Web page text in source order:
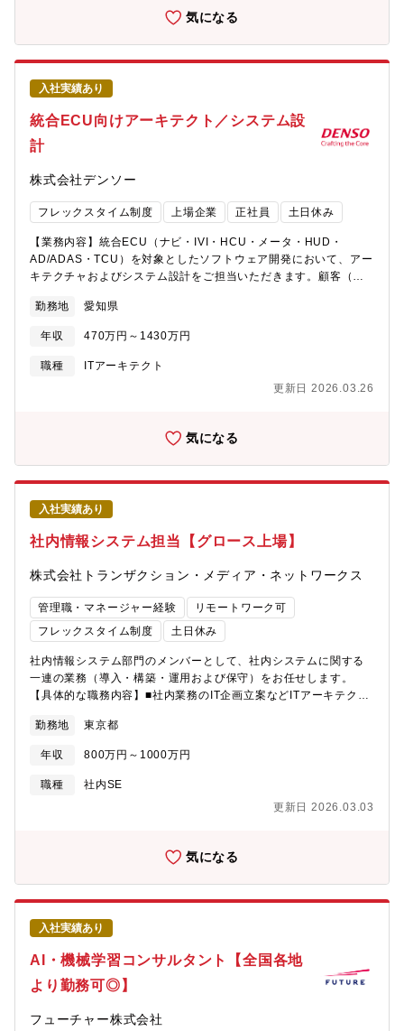
（Docker、ハイパーバイザ）、映像活用などの技術をPLC・開発
環境に搭載する技術の開発を行っています。■我々は、業界No1の
心理的安全性の高い職場を目指しています。・20代を中心とした
若いチームです。・1on1や面接を通じて、ご自身のWILLの表出
を大事にする職場です。・ご自身のキャリア形成が可能です（e-
learning補助、資格取得時の報償の制度あり。職場内での勉強会
あり）。・業務状況に応じたメリハリのある働き方、性別に関係
なく育児休業が取りやすい、非常に働きやすい職場です。【本ポ
ジションの魅力】■世界・日本の製造業をより良くする、に貢献で
不足・生産性向上など）の解決に貢献できます。■技術的挑戦と最
ト・マルチエージェントなど、現在注目されている技術に挑戦で
スキルアップを図ることができます。■キャリアと成長の機会があ
ります・技術志向の若手メンバーと共にご自身のキャリア形成・
成長の機会を得ることができます。【求める人物像】■チームワー
キングに喜びを感じる方■新しい技術に興味を持ち、チャレンジし
SoC(System on a Chip)は、急速に高機能化・高性能化してお
り、車の価値を左右するキーデバイスになっています。トヨタグ
ループのニーズ、課題に即した車載SoCを企画・開発・使いこな
していくためには、将来の車載コンピュータで期待される機能・
性能を想定し、SoCの要件化、差異化IPの探索・開発・評価、先
端アルゴリズムの最適な組み込み実装、SoCの設計を進めること
が急務です。これらの領域で、牽引役をお任せできる方を募集し
ています。【職場紹介】 同職場（SoC研究開発部 SoC開発室）
はキャリア採用者が7割を超える多様性に富んだ職場となります。
こたえる車載SoCの実現のため、半導体のハードウェア、組み込
み実装ソフトウェア、自動運転のアルゴやシステムなど、様々な
分野で尖った技術を持つ個性豊かなメンバーが集まっています。
ェッショナル集団です。【業務内容】 世界トップレベルの安全性
と利便性を備えた自動運転システム・車載コネクテッドサービス
に対応するSoCの企画・先行開発を推進中です。当面は、下記①
～②のいずれかに従事していただきます。①将来の車載SoCアー
フトウエアアーキテクチャの構築職場（SoC研究開発部 SoC開
ます。トヨタグループの自動運転、次世代モビリティのニーズ、
課題にこたえる車載SoCの実現のため、半導体のハードウェア、
ます。技術に真摯に、オープンに意見を出し合える文化を持つ、
下記①～②のいずれかに従事していただきます。①将来の車載
おけるソフトウエアアーキテクチャの構築
気になる
入社実績あり
統合ECU向けアーキテクト／システム設
計
株式会社デンソー
フレックスタイム制度 上場企業 正社員 土日休み
【業務内容】統合ECU（ナビ・IVI・HCU・メータ・HUD・
AD/ADAS・TCU）を対象としたソフトウェア開発において、アー
キテクチャおよびシステム設計をご担当いただきます。顧客（自
計設計に基づくソフトウェアモジュールの開発支援技術的な課題
の抽出と解決策の提案他部門との連携による設計品質の向上【業
務のやりがい・身につくスキル、技術優位性、製品の強み・魅力
】■ 統合ECUのアーキテクチャ設計を通じて、次世代車載システ
適なシステム構成をゼロから設計する力を養うことができます。■
を高める環境が整っています。【募集背景】 次世代車載システム
の開発において、アーキテクチャ設計・システム設計の高度化が
求められています。同社では、統合ECUの開発において、技術的
な実現方法を設計し、製品の競争力を高める役割を担う人材を必
要としています。キャリア採用者には、技術的な課題解決力や、
先進技術を活用した設計力の発揮を期待しています。【職場情
報】 ①組織ミッションと今後の方向性同組織は、統合ECU領域に
おけるアーキテクチャ設計・システム設計の中核を担っていま
す。顧客要求に基づいた技術的な実現方法の検討・設計を通じ
て、次世代車載システムの開発を牽引しています。今後は、モデ
ルベース開発やAI技術の活用など、先進技術を取り入れた設計力
の強化を図り、技術競争力の向上を目指しています。
勤務地 愛知県
年収 470万円～1430万円
職種
ITアーキテクト
更新日 2026.03.26
気になる
入社実績あり
社内情報システム担当【グロース上場】
株式会社トランザクション・メディア・ネットワークス
管理職・マネージャー経験
リモートワーク可
フレックスタイム制度
土日休み
社内情報システム部門のメンバーとして、社内システムに関する
一連の業務（導入・構築・運用および保守）をお任せします。
【具体的な職務内容】■社内業務のIT企画立案などITアーキテクト
および運用業務■社内システムの導入、運用及び保守業務■社内シ
ステムのアカウント管理に関する業務【将来的なキャリアプラ
ン】社内システムの導入や構築業務の中で新たな技術導入経験や
ベンダー管理経験を積んで頂きます。また同時に社内業務につい
にはグループマネージャーとして活躍頂くことを想定していま
4名(40代1名、30代3名)、派遣社員4名【レポートライン】社長-
本部長-部長-GM【働き方】想定法定外残業時間：10時間リモート
割合：～40％備考：週3出社【定年】60歳【同社の魅力】■キャッ
シュレス決済の普及・社会的安定性国内で初めてキャッシュレス
決済ゲートウェイ(ネットワーク/クラウド型の仕組み)を開発した
企業でもあり、キャッシュレス業界内では必要不可欠な企業とな
ります。厚生労働省が進める給与デジタル払いの開始など後押し
をしており、Pay系の普及・拡大により今後も事業拡大が見込めま
す。■グロース市場への上場国内でのキャッシュレス普及・拡大に
まで取り組めなかった新領域や事業拡大も進めており、上場に伴
勤務地 東京都
年収 800万円～1000万円
職種
社内SE
更新日 2026.03.03
気になる
入社実績あり
AI・機械学習コンサルタント【全国各地
より勤務可◎】
フューチャー株式会社